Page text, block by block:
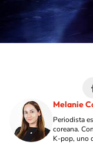
Melanie
Periodista
coreana.
K-pop, uno